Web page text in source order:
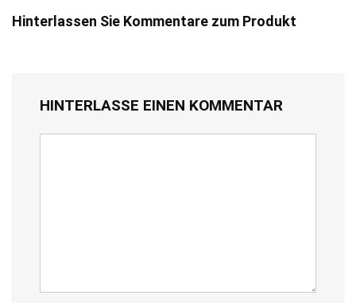
Hinterlassen Sie Kommentare zum Produkt
HINTERLASSE EINEN KOMMENTAR